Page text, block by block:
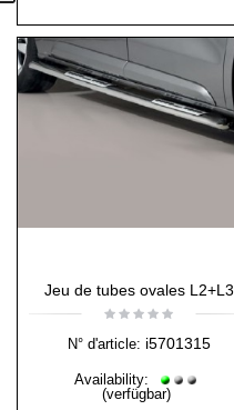
Jeu de tubes ovales L2+L3
N° d'article: i5701315
Availability:
(verfügbar)